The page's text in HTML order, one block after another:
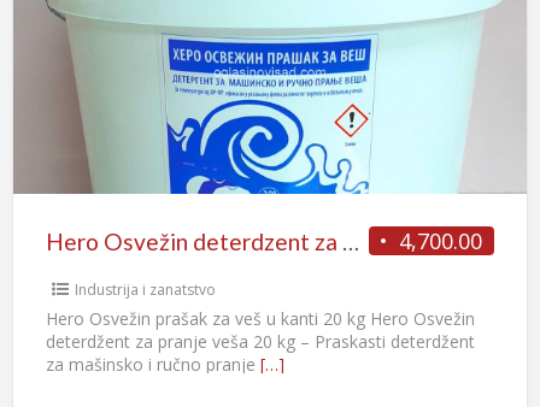
4,700.00
Hero Osvežin deterdzent za pranje veša u kanti 20 kg
Industrija i zanatstvo
Hero Osvežin prašak za veš u kanti 20 kg Hero Osvežin
deterdžent za pranje veša 20 kg – Praskasti deterdžent
za mašinsko i ručno pranje […]